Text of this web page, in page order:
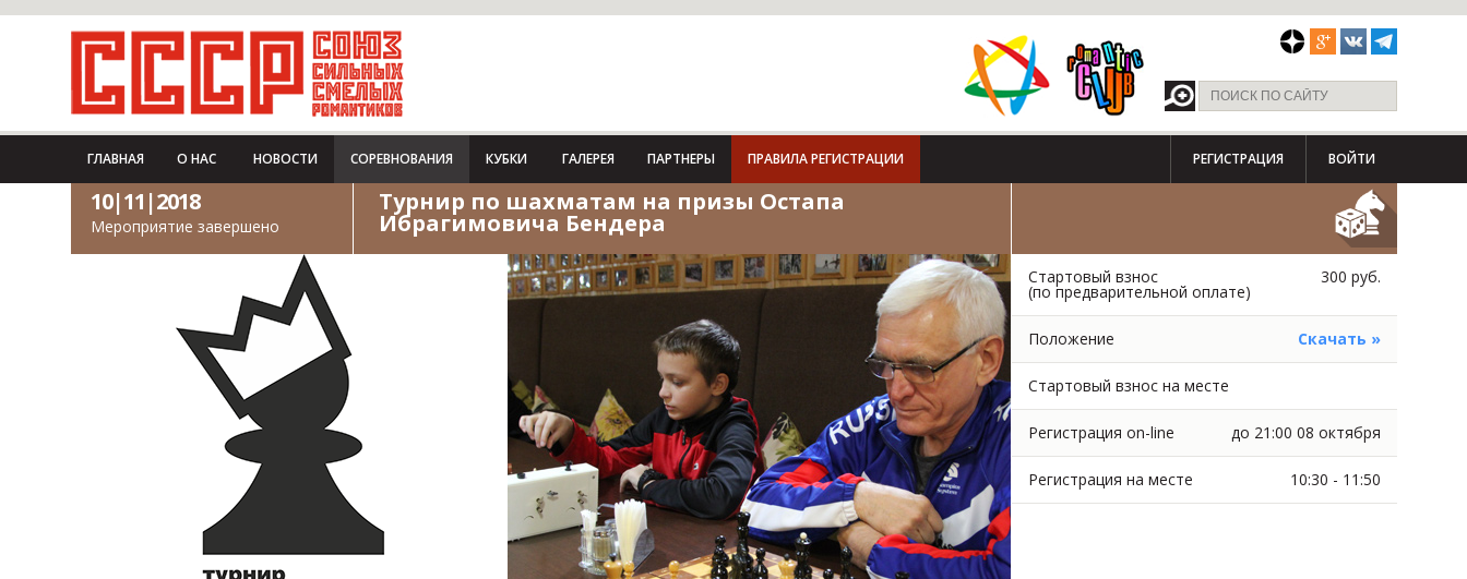
ГЛАВНАЯ О НАС НОВОСТИ СОРЕВНОВАНИЯ КУБКИ ГАЛЕРЕЯ ПАРТНЕРЫ ПРАВИЛА РЕГИСТРАЦИИ РЕГИСТРАЦИЯ ВОЙТИ
10|11|2018
Мероприятие завершено
Турнир по шахматам на призы Остапа
Ибрагимовича Бендера
Стартовый взнос
(по предварительной оплате)
300 руб.
Положение Скачать »
Стартовый взнос на месте
Регистрация on-line до 21:00 08 октября
Регистрация на месте 10:30 - 11:50